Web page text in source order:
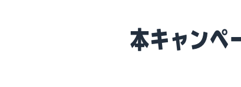
本キャンペ